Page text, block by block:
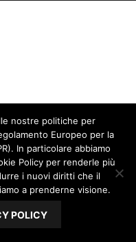
FB, vi ho rivelato
avere un
professione,
nostre politiche per
Europeo per la
In particolare abbiamo
Policy per renderle più
i nuovi diritti che il
a prenderne visione.
POLICY